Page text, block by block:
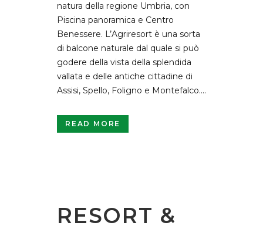
natura della regione Umbria, con
Piscina panoramica e Centro
Benessere. L’Agriresort è una sorta
di balcone naturale dal quale si può
godere della vista della splendida
vallata e delle antiche cittadine di
Assisi, Spello, Foligno e Montefalco....
READ MORE
RESORT &